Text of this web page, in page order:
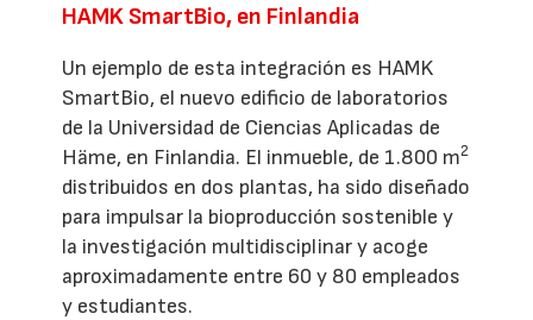
HAMK SmartBio, en Finlandia
Un ejemplo de esta integración es HAMK
SmartBio, el nuevo edificio de laboratorios
de la Universidad de Ciencias Aplicadas de
Häme, en Finlandia. El inmueble, de 1.800 m2
distribuidos en dos plantas, ha sido diseñado
para impulsar la bioproducción sostenible y
la investigación multidisciplinar y acoge
aproximadamente entre 60 y 80 empleados
y estudiantes.